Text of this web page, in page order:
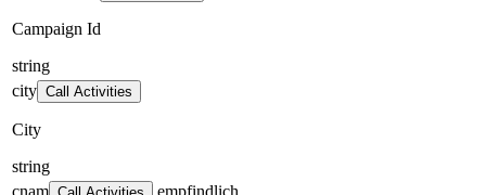
Campaign Id
string
city Call Activities
City
string
cnam
empfindlich